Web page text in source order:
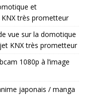
et
très prometteur
vue sur la domotique
KNX très prometteur
1080p à l’image
japonais / manga